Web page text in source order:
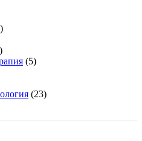
(5)
(23)